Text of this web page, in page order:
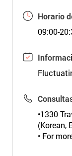
Horario
09:00-
•1330
(Korean,
• For